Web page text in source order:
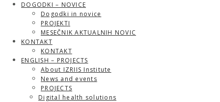
DOGODKI – NOVICE
Dogodki in novice
PROJEKTI
MESEČNIK AKTUALNIH NOVIC
KONTAKT
KONTAKT
ENGLISH – PROJECTS
About IZRIIS Institute
News and events
PROJECTS
Digital health solutions